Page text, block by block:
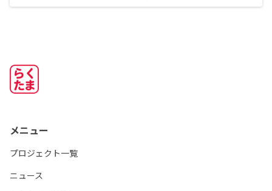
メニュー
プロジェクト一覧
ニュース